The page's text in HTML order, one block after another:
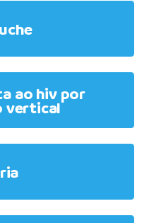
ao hiv por
vertical